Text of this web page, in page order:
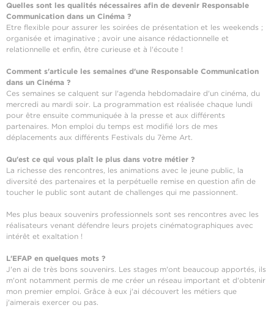
Quelles sont les qualités nécessaires afin de devenir Responsable
Communication dans un Cinéma ?
Etre flexible pour assurer les soirées de présentation et les weekends ;
organisée et imaginative ; avoir une aisance rédactionnelle et
relationnelle et enfin, être curieuse et à l'écoute !
Comment s'articule les semaines d'une Responsable Communication
dans un Cinéma ?
Ces semaines se calquent sur l'agenda hebdomadaire d'un cinéma, du
mercredi au mardi soir. La programmation est réalisée chaque lundi
pour être ensuite communiquée à la presse et aux différents
partenaires. Mon emploi du temps est modifié lors de mes
déplacements aux différents Festivals du 7ème Art.
Qu'est ce qui vous plaît le plus dans votre métier ?
La richesse des rencontres, les animations avec le jeune public, la
diversité des partenaires et la perpétuelle remise en question afin de
toucher le public sont autant de challenges qui me passionnent.
Mes plus beaux souvenirs professionnels sont ses rencontres avec les
réalisateurs venant défendre leurs projets cinématographiques avec
intérêt et exaltation !
L'EFAP en quelques mots ?
J'en ai de très bons souvenirs. Les stages m'ont beaucoup apportés, ils
m'ont notamment permis de me créer un réseau important et d'obtenir
mon premier emploi. Grâce à eux j'ai découvert les métiers que
j'aimerais exercer ou pas.